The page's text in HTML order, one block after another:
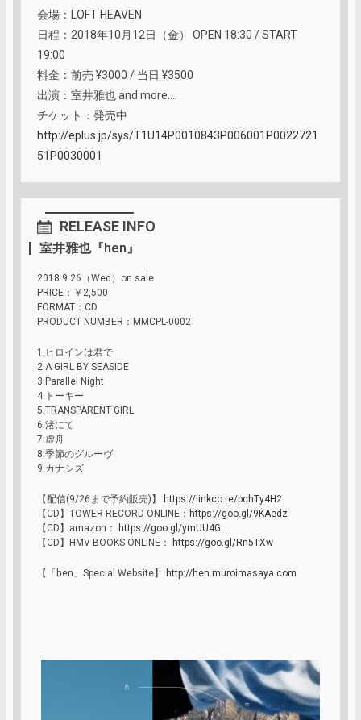
会場：LOFT HEAVEN
日程：2018年10月12日（金） OPEN 18:30 / START
19:00
料金：前売 ¥3000 / 当日 ¥3500
出演：室井雅也 and more….
チケット：発売中
http://eplus.jp/sys/T1U14P0010843P006001P0022721
51P0030001
RELEASE INFO
室井雅也『hen』
2018.9.26（Wed）on sale
PRICE：￥2,500
FORMAT：CD
PRODUCT NUMBER：MMCPL-0002
1.ヒロインは君で
2.A GIRL BY SEASIDE
3.Parallel Night
4.トーキー
5.TRANSPARENT GIRL
6.渚にて
7.虚舟
8.季節のグルーヴ
9.カナシズ
【配信(9/26まで予約販売)】
https://linkco.re/pchTy4H2
【CD】TOWER RECORD ONLINE： https://goo.gl/9KAedz
【CD】amazon：
https://goo.gl/ymUU4G
【CD】HMV BOOKS ONLINE：
https://goo.gl/Rn5TXw
【「hen」Special Website】 http://hen.muroimasaya.com